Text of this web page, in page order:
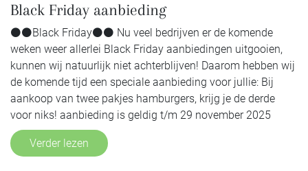
Black Friday aanbieding
⚫️⚫️Black Friday⚫️⚫️ Nu veel bedrijven er de komende
weken weer allerlei Black Friday aanbiedingen uitgooien,
kunnen wij natuurlijk niet achterblijven! Daarom hebben wij
de komende tijd een speciale aanbieding voor jullie: Bij
aankoop van twee pakjes hamburgers, krijg je de derde
voor niks! aanbieding is geldig t/m 29 november 2025
Verder lezen